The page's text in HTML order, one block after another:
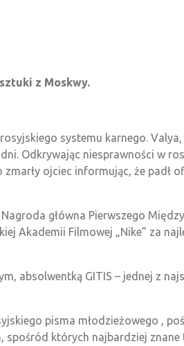
z Moskwy.
systemu karnego.
Odkrywając niesprawności w
ojciec informując, że padł
główna Pierwszego
Akademii Filmowej „Nike” za
absolwentką GITIS – jednej z
pisma młodzieżowego ,
spośród których najbardziej znane